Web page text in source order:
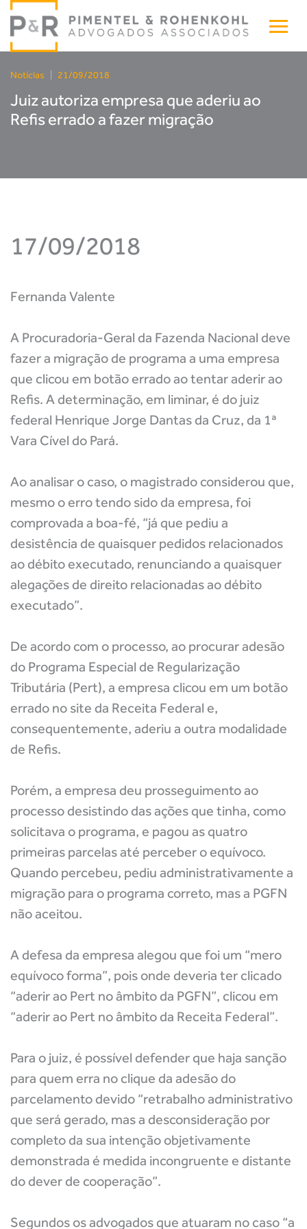
Notícias 21/09/2018
Juiz autoriza empresa que aderiu ao
Refis errado a fazer migração
17/09/2018
Fernanda Valente
A Procuradoria-Geral da Fazenda Nacional deve
fazer a migração de programa a uma empresa
que clicou em botão errado ao tentar aderir ao
Refis. A determinação, em liminar, é do juiz
federal Henrique Jorge Dantas da Cruz, da 1ª
Vara Cível do Pará.
Ao analisar o caso, o magistrado considerou que,
mesmo o erro tendo sido da empresa, foi
comprovada a boa-fé, “já que pediu a
desistência de quaisquer pedidos relacionados
ao débito executado, renunciando a quaisquer
alegações de direito relacionadas ao débito
executado”.
De acordo com o processo, ao procurar adesão
do Programa Especial de Regularização
Tributária (Pert), a empresa clicou em um botão
errado no site da Receita Federal e,
consequentemente, aderiu a outra modalidade
de Refis.
Porém, a empresa deu prosseguimento ao
processo desistindo das ações que tinha, como
solicitava o programa, e pagou as quatro
primeiras parcelas até perceber o equívoco.
Quando percebeu, pediu administrativamente a
migração para o programa correto, mas a PGFN
não aceitou.
A defesa da empresa alegou que foi um “mero
equívoco forma”, pois onde deveria ter clicado
“aderir ao Pert no âmbito da PGFN”, clicou em
“aderir ao Pert no âmbito da Receita Federal”.
Para o juiz, é possível defender que haja sanção
para quem erra no clique da adesão do
parcelamento devido “retrabalho administrativo
que será gerado, mas a desconsideração por
completo da sua intenção objetivamente
demonstrada é medida incongruente e distante
do dever de cooperação”.
Segundos os advogados que atuaram no caso “a